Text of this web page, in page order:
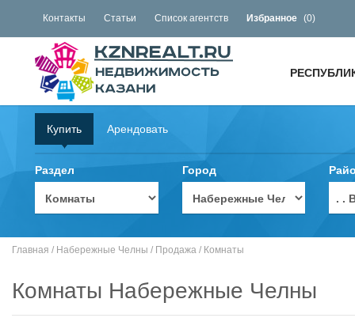
Контакты Статьи Список агентств Избранное (0)
Купить Арендовать
Раздел Город
. .
Главная / Набережные Челны / Продажа / Комнаты
Комнаты Набережные Челны